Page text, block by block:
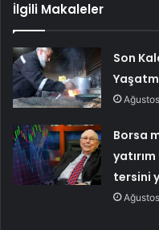
İlgili Makaleler
Son
Borsa
tersini